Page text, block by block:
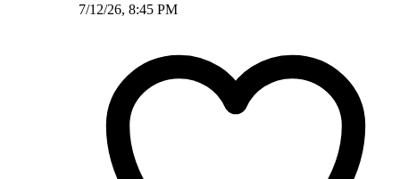
7/12/26, 8:45 PM